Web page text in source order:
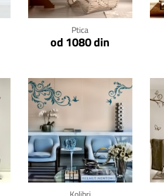
Ptica
od 1080 din
Klikni za detalje